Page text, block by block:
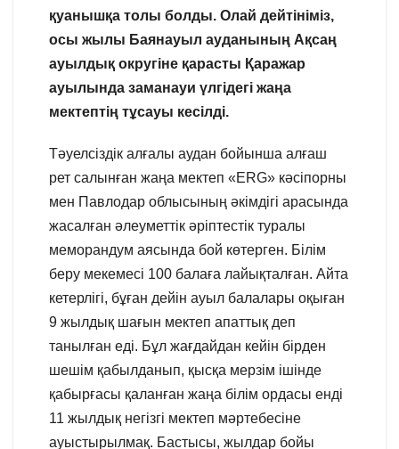
қуанышқа толы болды. Олай дейтініміз,
осы жылы Баянауыл ауданының Ақсаң
ауылдық округіне қарасты Қаражар
ауылында заманауи үлгідегі жаңа
мектептің тұсауы кесілді.
Тәуелсіздік алғалы аудан бойынша алғаш
рет салынған жаңа мектеп «ERG» кәсіпорны
мен Павлодар облысының әкімдігі арасында
жасалған әлеуметтік әріптестік туралы
меморандум аясында бой көтерген. Білім
беру мекемесі 100 балаға лайықталған. Айта
кетерлігі, бұған дейін ауыл балалары оқыған
9 жылдық шағын мектеп апаттық деп
танылған еді. Бұл жағдайдан кейін бірден
шешім қабылданып, қысқа мерзім ішінде
қабырғасы қаланған жаңа білім ордасы енді
11 жылдық негізгі мектеп мәртебесіне
ауыстырылмақ. Бастысы, жылдар бойы